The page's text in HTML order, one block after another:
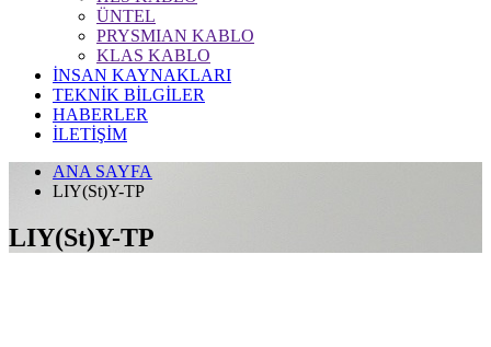
ÜNTEL
PRYSMIAN KABLO
KLAS KABLO
İNSAN KAYNAKLARI
TEKNİK BİLGİLER
HABERLER
İLETİŞİM
ANA SAYFA
LIY(St)Y-TP
LIY(St)Y-TP